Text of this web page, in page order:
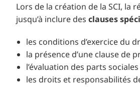
Lors de la création de la SCI,
jusqu’à inclure des clauses
les conditions d’exercice du
la présence d’une clause de
l’évaluation des parts sociales
les droits et responsabilités